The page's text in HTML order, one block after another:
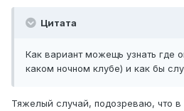
Цитата
Как вариант можещь узнать где
каком ночном клубе) и как бы
Тяжелый случай, подозреваю, что в